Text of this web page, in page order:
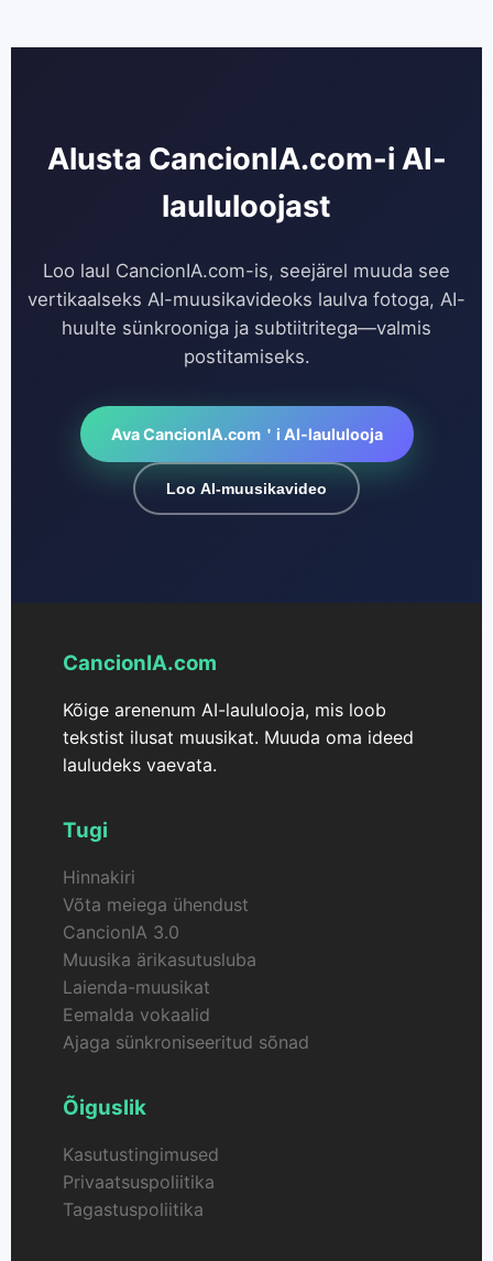
Alusta CancionIA.com-i AI-
laululoojast
Loo laul CancionIA.com-is, seejärel muuda see
vertikaalseks AI-muusikavideoks laulva fotoga, AI-
huulte sünkrooniga ja subtiitritega—valmis
postitamiseks.
Ava CancionIA.com＇i AI-laululooja
Loo AI-muusikavideo
CancionIA.com
Kõige arenenum AI-laululooja, mis loob
tekstist ilusat muusikat. Muuda oma ideed
lauludeks vaevata.
Tugi
Hinnakiri
Võta meiega ühendust
CancionIA 3.0
Muusika ärikasutusluba
Laienda-muusikat
Eemalda vokaalid
Ajaga sünkroniseeritud sõnad
Õiguslik
Kasutustingimused
Privaatsuspoliitika
Tagastuspoliitika